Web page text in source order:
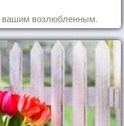
вашим возлюбленным.